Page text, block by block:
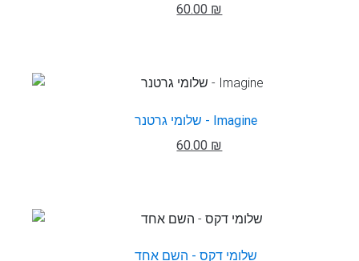
60.00 ₪
שלומי גרטנר - Imagine
60.00 ₪
שלומי דקס - השם אחד